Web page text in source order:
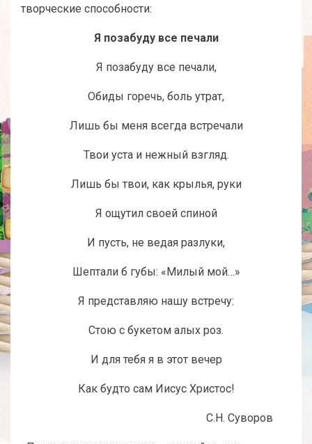
творческие способности:
Я позабуду все печали
Я позабуду все печали,
Обиды горечь, боль утрат,
Лишь бы меня всегда встречали
Твои уста и нежный взгляд.
Лишь бы твои, как крылья, руки
Я ощутил своей спиной
И пусть, не ведая разлуки,
Шептали б губы: «Милый мой…»
Я представляю нашу встречу:
Стою с букетом алых роз.
И для тебя я в этот вечер
Как будто сам Иисус Христос!
С.Н. Суворов